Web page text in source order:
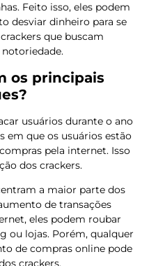
Feito isso, eles podem
desviar dinheiro para se
que buscam
os principais
usuários durante o ano
em que os usuários estão
pela internet. Isso
dos crackers.
a maior parte dos
de transações
eles podem roubar
ou lojas. Porém, qualquer
de compras online pode
crackers.